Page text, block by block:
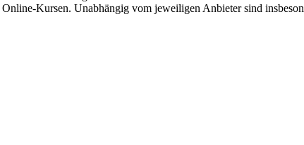
Kursen. Unabhängig vom jeweiligen Anbieter sind